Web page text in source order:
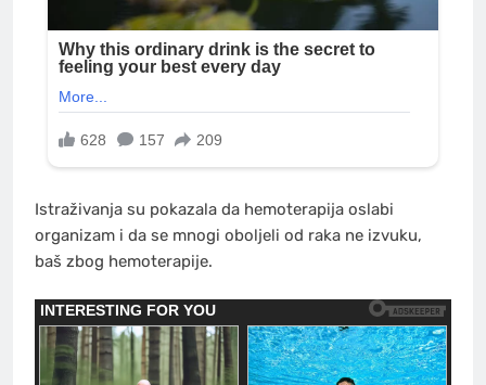
Istraživanja su pokazala da hemoterapija oslabi
organizam i da se mnogi oboljeli od raka ne izvuku,
baš zbog hemoterapije.